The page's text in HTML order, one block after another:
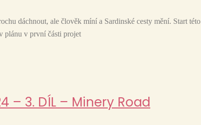
dáchnout, ale člověk míní a Sardinské cesty mění. Start této
plánu v první části projet
– 3. DÍL – Minery Road